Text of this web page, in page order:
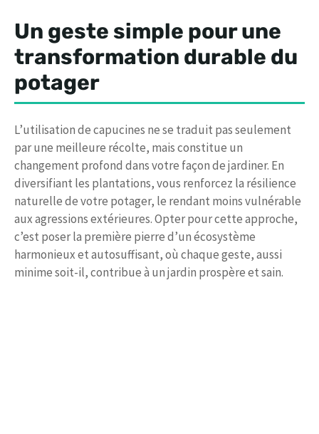
Un geste simple pour une
transformation durable du
potager
L’utilisation de capucines ne se traduit pas seulement
par une meilleure récolte, mais constitue un
changement profond dans votre façon de jardiner. En
diversifiant les plantations, vous renforcez la résilience
naturelle de votre potager, le rendant moins vulnérable
aux agressions extérieures. Opter pour cette approche,
c’est poser la première pierre d’un écosystème
harmonieux et autosuffisant, où chaque geste, aussi
minime soit-il, contribue à un jardin prospère et sain.